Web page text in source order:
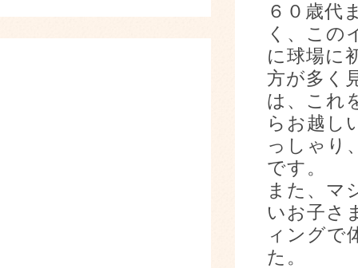
６０歳代
く、この
に球場に
方が多く
は、これ
らお越し
っしゃり
です。
また、マ
いお子さ
ィングで
た。